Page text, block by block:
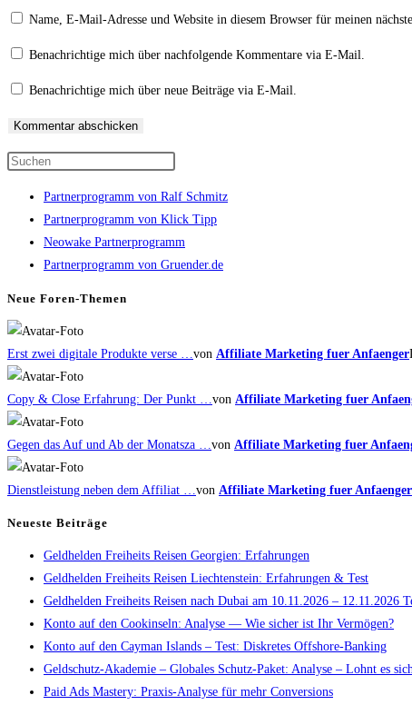
Benutzernamen
zum
ein
Adresse
Kommentieren
ein
URL
(optional)
Name, E-Mail-Adresse und Website in diesem Browser für meinen
Benachrichtige mich über nachfolgende Kommentare via E-Mail.
Benachrichtige mich über neue Beiträge via E-Mail.
to
close
the
search
Partnerprogramm von Ralf Schmitz
Partnerprogramm von Klick Tipp
Neowake Partnerprogramm
Partnerprogramm von Gruender.de
Neue Foren-Themen
Erst zwei digitale Produkte verse … von Affiliate Marketing fuer Anfaenger
Copy & Close Erfahrung: Der Punkt … von Affiliate Marketing fuer
Gegen das Auf und Ab der Monatsza … von Affiliate Marketing fuer
Dienstleistung neben dem Affiliat … von Affiliate Marketing fuer Anfaenger
Neueste Beiträge
Geldhelden Freiheits Reisen Georgien: Erfahrungen
Geldhelden Freiheits Reisen Liechtenstein: Erfahrungen & Test
Geldhelden Freiheits Reisen nach Dubai am 10.11.2026 – 12.11.2026
Konto auf den Cookinseln: Analyse — Wie sicher ist Ihr Vermögen?
Konto auf den Cayman Islands – Test: Diskretes Offshore-Banking
Geldschutz-Akademie – Globales Schutz-Paket: Analyse – Lohnt es
Paid Ads Mastery: Praxis-Analyse für mehr Conversions